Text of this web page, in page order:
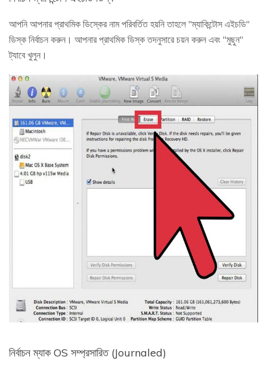
আপনি আপনার প্রাথমিক ডিস্কের নাম পরিবর্তিত হয়নি তাহলে "ম্যাকিন্টোস এইচডি"
ডিস্ক নির্বাচন করুন। আপনার প্রাথমিক ডিস্ক তদনুসারে চয়ন করুন এবং "মুছুন"
ট্যাবে খুলুন।
নির্বাচন ম্যাক OS সম্প্রসারিত (Journaled)